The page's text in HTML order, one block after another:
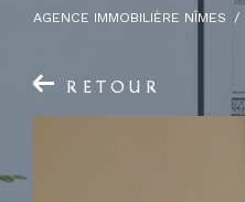
AGENCE IMMOBILIÈRE NÎMES
RETOUR